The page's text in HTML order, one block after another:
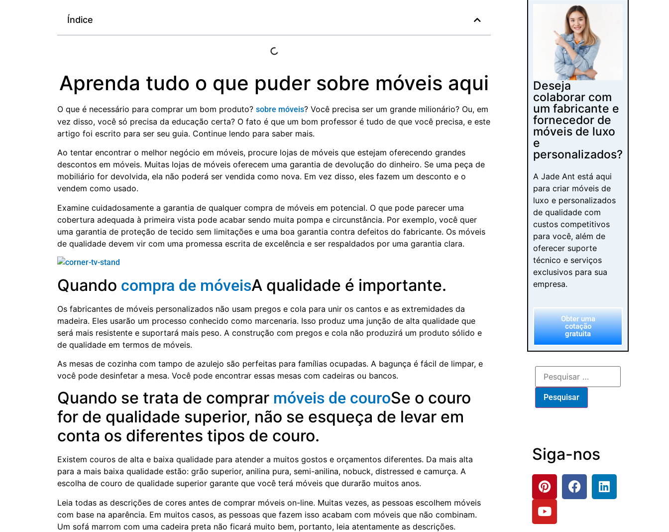
Índice
Aprenda tudo o que puder sobre móveis aqui
O que é necessário para comprar um bom produto? sobre móveis? Você precisa ser um grande milionário? Ou, em
vez disso, você só precisa da educação certa? O fato é que um bom professor é tudo de que você precisa, e este
artigo foi escrito para ser seu guia. Continue lendo para saber mais.
Ao tentar encontrar o melhor negócio em móveis, procure lojas de móveis que estejam oferecendo grandes
descontos em móveis. Muitas lojas de móveis oferecem uma garantia de devolução do dinheiro. Se uma peça de
mobiliário for devolvida, ela não poderá ser vendida como nova. Em vez disso, eles fazem um desconto e o
vendem como usado.
Examine cuidadosamente a garantia de qualquer compra de móveis em potencial. O que pode parecer uma
cobertura adequada à primeira vista pode acabar sendo muita pompa e circunstância. Por exemplo, você quer
uma garantia de proteção de tecido sem limitações e uma boa garantia contra defeitos do fabricante. Os móveis
de qualidade devem vir com uma promessa escrita de excelência e ser respaldados por uma garantia clara.
Quando compra de móveisA qualidade é importante.
Os fabricantes de móveis personalizados não usam pregos e cola para unir os cantos e as extremidades da
madeira. Eles usarão um processo conhecido como marcenaria. Isso produz uma junção de alta qualidade que
será mais resistente e suportará mais peso. A construção com pregos e cola não produzirá um produto sólido e
de qualidade em termos de móveis.
As mesas de cozinha com tampo de azulejo são perfeitas para famílias ocupadas. A bagunça é fácil de limpar, e
você pode desinfetar a mesa. Você pode encontrar essas mesas com cadeiras ou bancos.
Quando se trata de comprar móveis de couroSe o couro
for de qualidade superior, não se esqueça de levar em
conta os diferentes tipos de couro.
Existem couros de alta e baixa qualidade para atender a muitos gostos e orçamentos diferentes. Da mais alta
para a mais baixa qualidade estão: grão superior, anilina pura, semi-anilina, nobuck, distressed e camurça. A
escolha de couro de qualidade superior garante que você terá móveis que durarão muitos anos.
Leia todas as descrições de cores antes de comprar móveis on-line. Muitas vezes, as pessoas escolhem móveis
com base na aparência. Em muitos casos, as pessoas que fazem isso acabam com móveis que não combinam.
Um sofá marrom com uma cadeira preta não ficará muito bem, portanto, leia atentamente as descrições.
Deseja
colaborar com
um fabricante e
fornecedor de
móveis de luxo
e
personalizados?
A Jade Ant está aqui
para criar móveis de
luxo e personalizados
de qualidade com
custos competitivos
para você, além de
oferecer suporte
técnico e serviços
exclusivos para sua
empresa.
Obter uma
cotação
gratuita
Siga-nos